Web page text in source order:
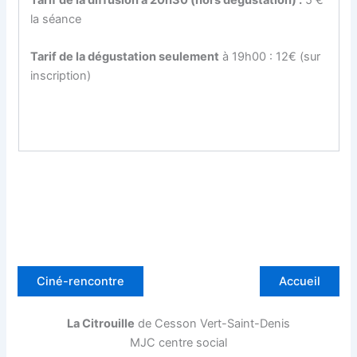
la séance
Tarif de la dégustation seulement à 19h00 : 12€ (sur
inscription)
Ciné-rencontre Accueil
La Citrouille de Cesson Vert-Saint-Denis
MJC centre social